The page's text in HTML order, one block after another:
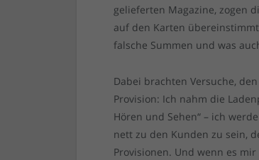
gelieferten Magazine, zogen
auf den Karten
falsche Summen und was
Dabei brachten Versuche,
Provision: Ich nahm die
Hören und Sehen“ – ich
nett zu den Kunden zu sein,
Provisionen. Und wenn es